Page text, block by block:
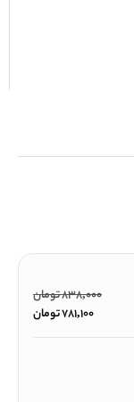
838,000تومان
781,100تومان